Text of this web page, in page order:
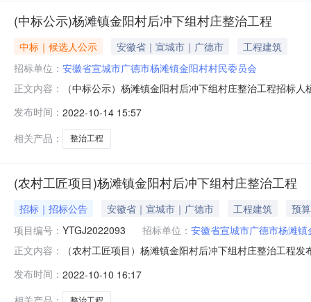
(中标公示)杨滩镇金阳村后冲下组村庄整治工程
中标｜候选人公示 安徽省｜宣城市｜广德市
工程建筑
招标单位： 安徽省宣城市广德市杨滩镇金阳村村民委员会
正文内容：
（中标公示）杨滩镇金阳村后冲下组村庄整治工程招标
报受理单位:广德市杨滩镇小额公共资源交易中心举报受
发布时间： 2022-10-14 15:57
相关产品：
整治工程
(农村工匠项目)杨滩镇金阳村后冲下组村庄整治工程
招标｜招标公告 安徽省｜宣城市｜广德市 工程建筑
预
项目编号： YTGJ2022093 招标单位： 安徽省宣城市广德市杨滩
正文内容：
（农村工匠项目）杨滩镇金阳村后冲下组村庄整治工程
点：杨滩镇金阳村2、初始招标控制价为：人民币壹拾肆
6%、7%、
发布时间： 2022-10-10 16:17